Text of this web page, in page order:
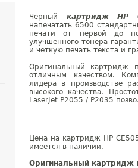
Черный картридж НР
напечатать 6500
печати от первой до
улучшенного тонера
и четкую печать текста и
Оригинальный картридж
отличным качеством.
лидера в производстве
высокого качества.
LaserJet P2055 / P2035
Цена на картридж HP
имеется в наличии.
Оригинальный картридж